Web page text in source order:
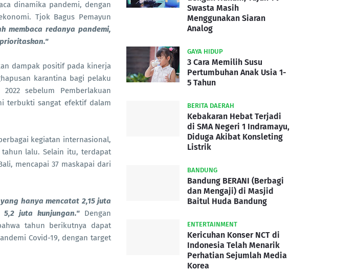
dinamika pandemi, dengan
Tjok Bagus Pemayun
membaca redanya pandemi,
dampak positif pada kinerja
karantina bagi pelaku
sebelum Pemberlakuan
terbukti sangat efektif dalam
kegiatan internasional,
tahun lalu. Selain itu, terdapat
mencapai 37 maskapai dari
hanya mencatat 2,15 juta
juta kunjungan."Dengan
tahun berikutnya dapat
Covid-19, dengan target
Swasta Masih
Menggunakan Siaran
Analog
GAYA HIDUP
3 Cara Memilih Susu
Pertumbuhan Anak Usia 1-
5 Tahun
BERITA DAERAH
Kebakaran Hebat Terjadi
di SMA Negeri 1 Indramayu,
Diduga Akibat Konsleting
Listrik
BANDUNG
Bandung BERANI (Berbagi
dan Mengaji) di Masjid
Baitul Huda Bandung
ENTERTAINMENT
Kericuhan Konser NCT di
Indonesia Telah Menarik
Perhatian Sejumlah Media
Korea